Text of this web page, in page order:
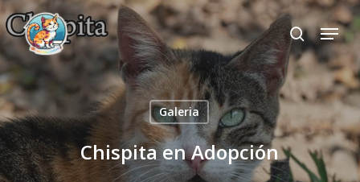
Skip
to
main
content
search
Menu
Galeria
Chispita en Adopción
Close
Menu